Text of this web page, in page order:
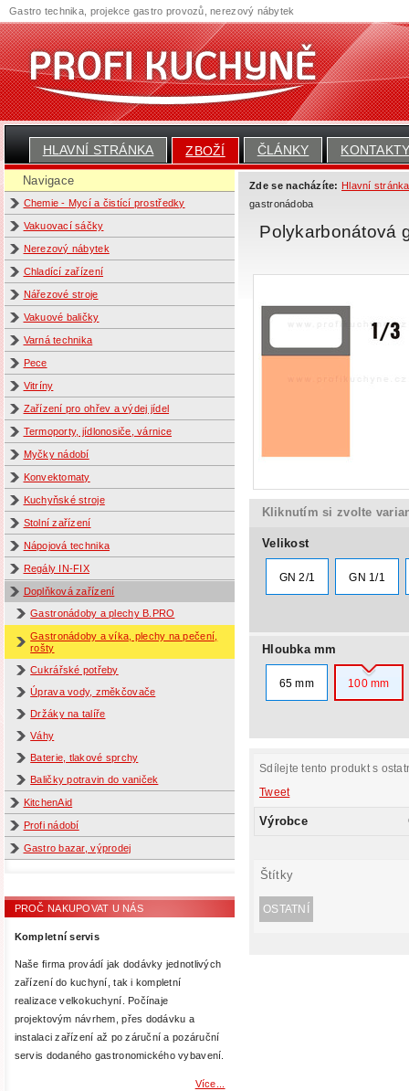
HLAVNÍ STRÁNKA ZBOŽÍ ČLÁNKY
Navigace
Chemie - Mycí a čistící prostředky
Vakuovací sáčky
Nerezový nábytek
Chladící zařízení
Nářezové stroje
Vakuové baličky
Varná technika
Pece
Vitríny
Zařízení pro ohřev a výdej jídel
Termoporty, jídlonosiče, várnice
Myčky nádobí
Konvektomaty
Kuchyňské stroje
Stolní zařízení
Nápojová technika
Regály IN-FIX
Doplňková zařízení
Gastronádoby a plechy B.PRO
Gastronádoby a víka, plechy na pečení,
rošty
Cukrářské potřeby
Úprava vody, změkčovače
Držáky na talíře
Váhy
Baterie, tlakové sprchy
Baličky potravin do vaniček
KitchenAid
Profi nádobí
Gastro bazar, výprodej
PROČ NAKUPOVAT U NÁS
Kompletní servis
Naše firma provádí jak dodávky jednotlivých
zařízení do kuchyní, tak i kompletní
realizace velkokuchyní. Počínaje
projektovým návrhem, přes dodávku a
instalaci zařízení až po záruční a pozáruční
servis dodaného gastronomického vybavení.
Více...
Zde se nacházíte: Hlavní stránka
gastronádoba
Polykarbonátová
Kliknutím si zvolte
Velikost
GN 2/1 GN 1/1
Hloubka mm
65 mm 100 mm
Sdílejte tento produkt s
Tweet
Výrobce
Štítky
OSTATNÍ
Gastro technika, projekce gastro provozů, nerezový nábytek